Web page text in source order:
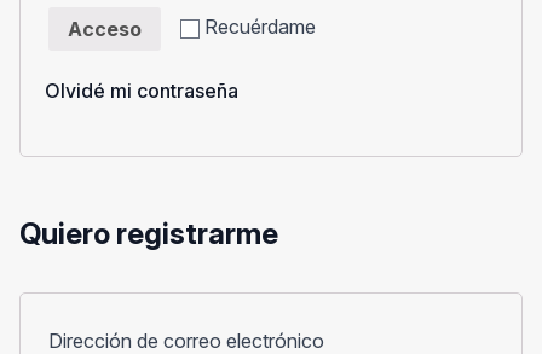
Recuérdame
Acceso
Olvidé mi contraseña
Quiero registrarme
Dirección de correo electrónico